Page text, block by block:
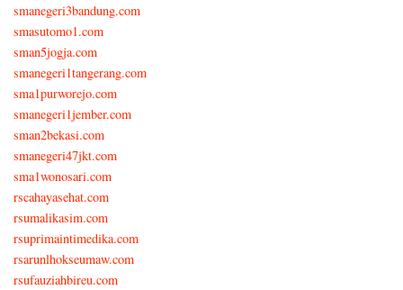
smanegeri3bandung.com
smasutomo1.com
sman5jogja.com
smanegeri1tangerang.com
sma1purworejo.com
smanegeri1jember.com
sman2bekasi.com
smanegeri47jkt.com
sma1wonosari.com
rscahayasehat.com
rsumalikasim.com
rsuprimaintimedika.com
rsarunlhokseumaw.com
rsufauziahbireu.com